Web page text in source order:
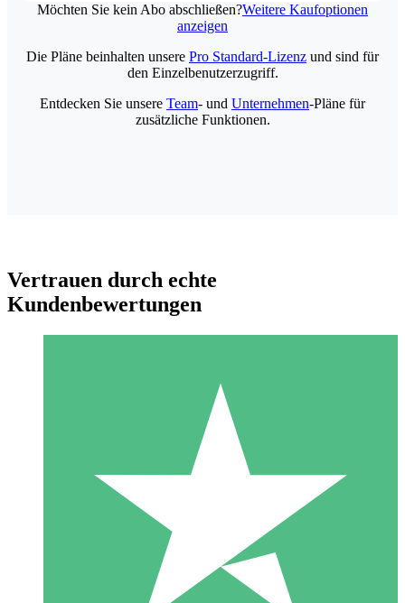
Möchten Sie kein Abo abschließen?Weitere Kaufoptionen
anzeigen
Individuelle Credit-Pakete
Zahlen Sie nach Bedarf mit Download-Credits. Keine
monatliche Verpflichtung erforderlich.
10 00
Die Pläne beinhalten unsere Pro Standard-Lizenz und sind für
den Einzelbenutzerzugriff.
Entdecken Sie unsere Team- und Unternehmen-Pläne für
zusätzliche Funktionen.
Vertrauen durch echte
Kundenbewertungen